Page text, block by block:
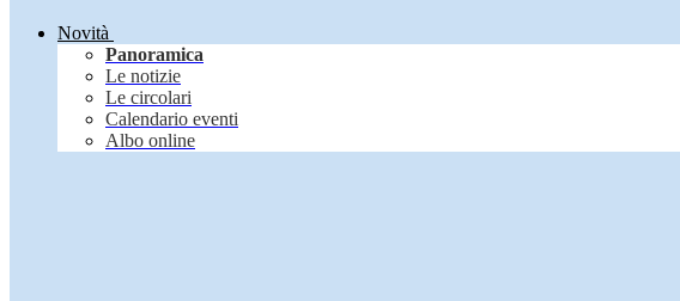
Novità
Panoramica
Le notizie
Le circolari
Calendario eventi
Albo online